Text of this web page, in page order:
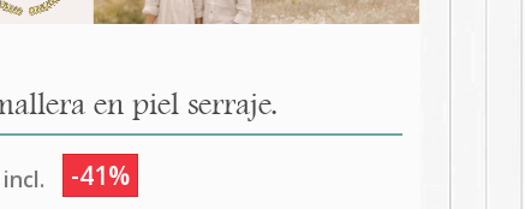
en piel serraje.
-41%